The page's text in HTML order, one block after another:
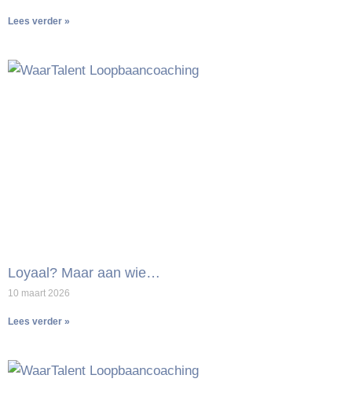
Lees verder »
Loyaal? Maar aan wie…
10 maart 2026
Lees verder »